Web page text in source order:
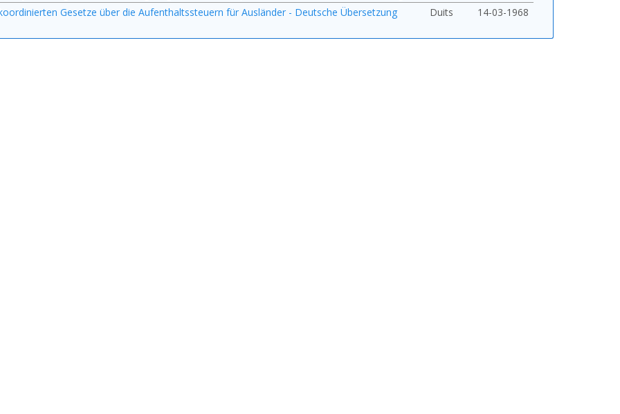
Gesetze über die Aufenthaltssteuern für Ausländer - Deutsche Übersetzung
Duits 14-03-1968